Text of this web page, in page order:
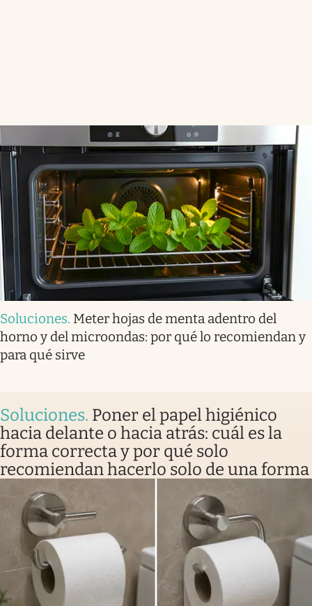
Soluciones. Meter hojas de menta adentro del
horno y del microondas: por qué lo recomiendan y
para qué sirve
Soluciones. Poner el papel higiénico
hacia delante o hacia atrás: cuál es la
forma correcta y por qué solo
recomiendan hacerlo solo de una forma